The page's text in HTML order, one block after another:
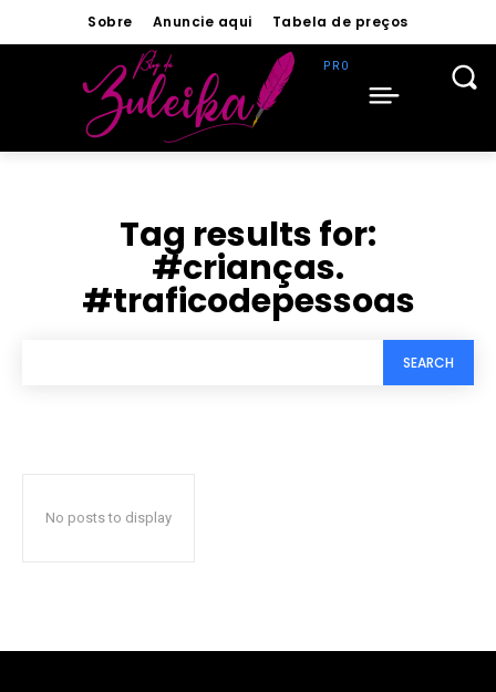
Sobre Anuncie aqui Tabela de preços
Tag results for:
#crianças.
#traficodepessoas
SEARCH
No posts to display